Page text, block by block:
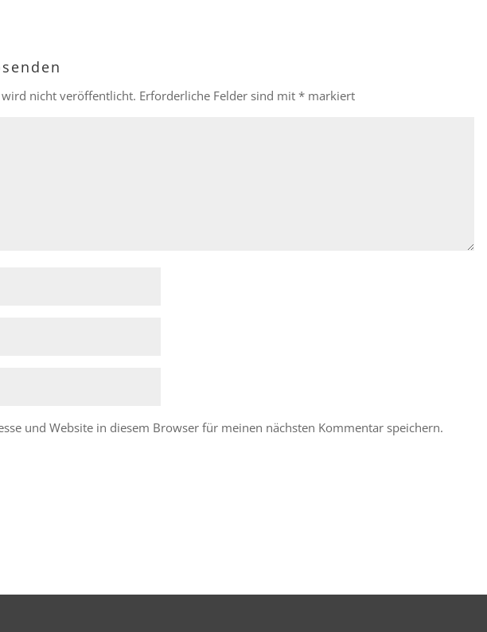
wird nicht veröffentlicht. Erforderliche Felder sind mit *markiert
und Website in diesem Browser für meinen nächsten Kommentar speichern.